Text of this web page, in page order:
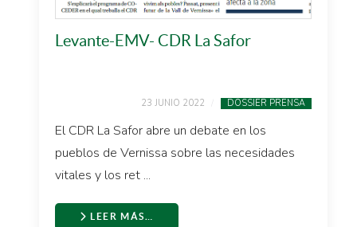
Levante-EMV- CDR La Safor
23 JUNIO 2022 DOSSIER PRENSA
El CDR La Safor abre un debate en los
pueblos de Vernissa sobre las necesidades
vitales y los ret ...
LEER MÁS…